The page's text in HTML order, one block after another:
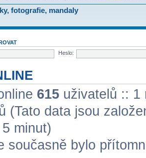
fotografie, mandaly
Heslo:
615 uživatelů :: 1
(Tato data jsou
minut)
současně bylo